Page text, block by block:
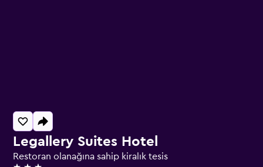
Legallery Suites Hotel
Restoran olanağına sahip kiralık tesis